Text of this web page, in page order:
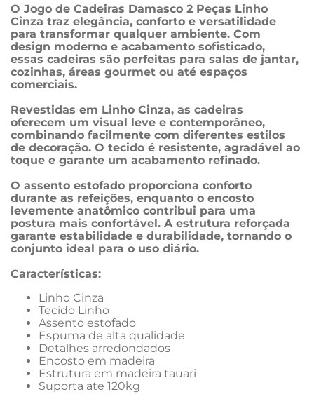
O Jogo de Cadeiras Damasco 2 Peças Linho
Cinza traz elegância, conforto e versatilidade
para transformar qualquer ambiente. Com
design moderno e acabamento sofisticado,
essas cadeiras são perfeitas para salas de jantar,
cozinhas, áreas gourmet ou até espaços
comerciais.
Revestidas em Linho Cinza, as cadeiras
oferecem um visual leve e contemporâneo,
combinando facilmente com diferentes estilos
de decoração. O tecido é resistente, agradável ao
toque e garante um acabamento refinado.
O assento estofado proporciona conforto
durante as refeições, enquanto o encosto
levemente anatômico contribui para uma
postura mais confortável. A estrutura reforçada
garante estabilidade e durabilidade, tornando o
conjunto ideal para o uso diário.
Características:
Linho Cinza
Tecido Linho
Assento estofado
Espuma de alta qualidade
Detalhes arredondados
Encosto em madeira
Estrutura em madeira tauari
Suporta ate 120kg